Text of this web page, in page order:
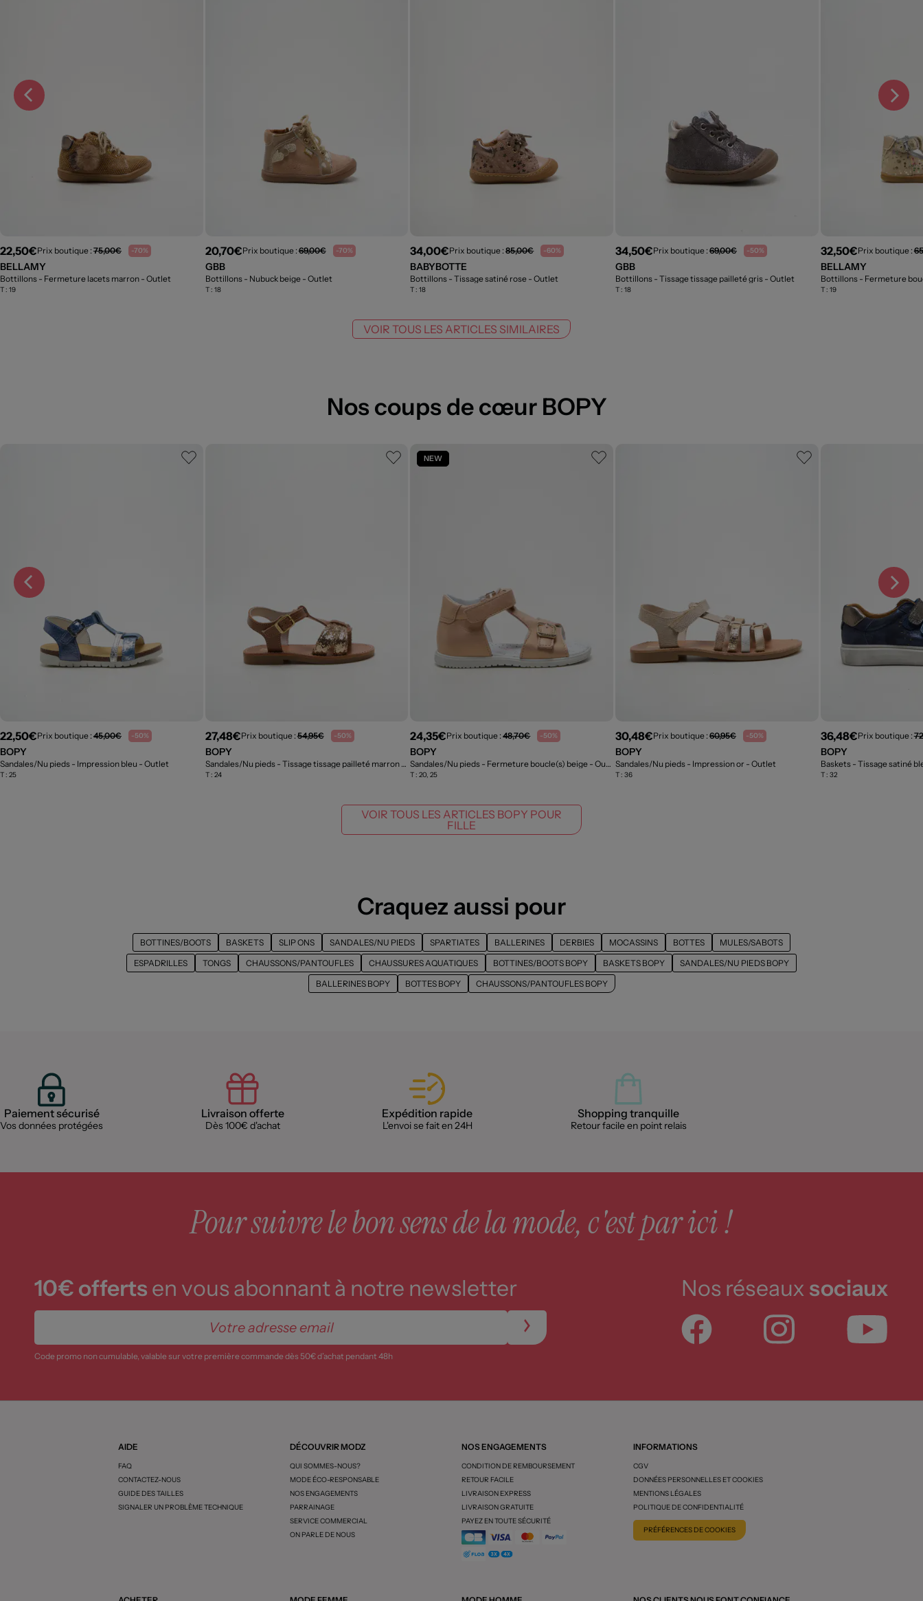
22,50€Prix boutique : 75,00€ -70%
BELLAMY
Bottillons - Fermeture lacets marron - Outlet
T : 19
20,70€Prix boutique :69,00€ -70%
GBB
Bottillons - Nubuck beige - Outlet
T : 18
34,00€Prix boutique :85,00€ -60%
BABYBOTTE
Bottillons - Tissage satiné rose - Outlet
T :18
34,50€Prix boutique :69,00€ -50%
GBB
Bottillons - Tissage tissage pailleté gris - Outlet
T :18
32,50€Prix boutique :
BELLAMY
Bottillons - Fermeture
T : 19
VOIR TOUS LES ARTICLES SIMILAIRES
Nos coups de cœur BOPY
22,50€Prix boutique : 45,00€ -50%
BOPY
Sandales/Nu pieds - Impression bleu - Outlet
T : 25
27,48€Prix boutique :54,95€ -50%
BOPY
Sandales/Nu pieds - Tissage tissage pailleté marron
- Outlet
T : 24
NEW
24,35€Prix boutique :48,70€ -50%
BOPY
Sandales/Nu pieds - Fermeture boucle(s) beige - Outlet
T :20, 25
30,48€Prix boutique :60,95€ -50%
BOPY
Sandales/Nu pieds - Impression or - Outlet
T :36
36,48€Prix boutique :
BOPY
Baskets - Tissage satiné
T : 32
VOIR TOUS LES ARTICLES BOPY POUR
FILLE
Craquez aussi pour
BOTTINES/BOOTS BASKETS SLIP ONS SANDALES/NU PIEDS SPARTIATES BALLERINES DERBIES MOCASSINS BOTTES
MULES/SABOTS
ESPADRILLES
TONGS CHAUSSONS/PANTOUFLES CHAUSSURES AQUATIQUES BOTTINES/BOOTS BOPY BASKETS BOPY
SANDALES/NU PIEDS BOPY
BALLERINES BOPY
BOTTES BOPY CHAUSSONS/PANTOUFLES BOPY
Paiement sécurisé
Vos données protégées
Livraison offerte
Dès 100€ d'achat
Expédition rapide
L'envoi se fait en 24H
Shopping tranquille
Retour facile en point relais
Pour suivre le bon sens de la mode, c'est par ici !
10€ offerts en vous abonnant à notre newsletter
Code promo non cumulable, valable sur votre première commande dès 50€ d’achat pendant 48h
Nos réseaux sociaux
AIDE
FAQ
CONTACTEZ-NOUS
GUIDE DES TAILLES
SIGNALER UN PROBLÈME TECHNIQUE
DÉCOUVRIR MODZ
QUI SOMMES-NOUS?
MODE ÉCO-RESPONSABLE
NOS ENGAGEMENTS
PARRAINAGE
SERVICE COMMERCIAL
ON PARLE DE NOUS
NOS ENGAGEMENTS
CONDITION DE REMBOURSEMENT
RETOUR FACILE
LIVRAISON EXPRESS
LIVRAISON GRATUITE
PAYEZ EN TOUTE SÉCURITÉ
INFORMATIONS
CGV
DONNÉES PERSONNELLES ET COOKIES
MENTIONS LÉGALES
POLITIQUE DE CONFIDENTIALITÉ
PRÉFÉRENCES DE COOKIES